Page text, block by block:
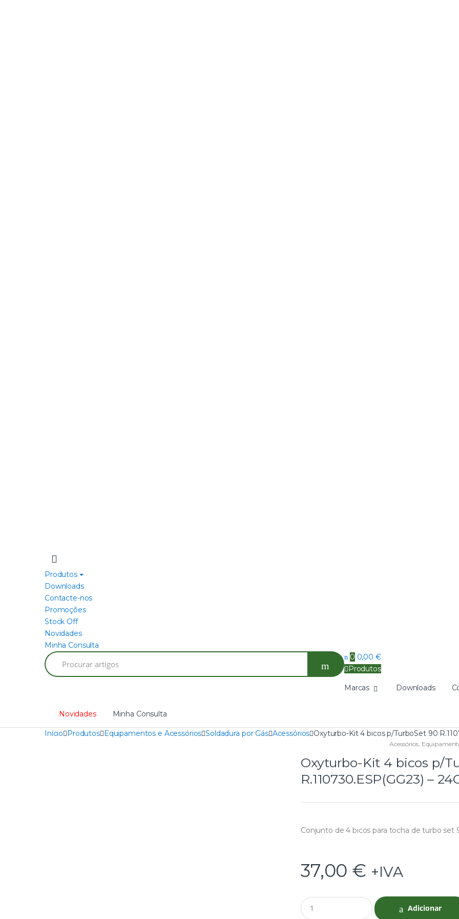
Produtos
Downloads
Contacte-nos
Promoções
Stock Off
Novidades
Minha Consulta
Search
for:
0 0,00 €
Produtos
Marcas Downloads
Novidades Minha Consulta
Início Produtos Equipamentos e Acessórios Soldadura por Gás Acessórios Oxyturbo-Kit 4 bicos p/TurboSet 90
Acessórios
Oxyturbo-Kit 4 bicos p/
R.110730.ESP(GG23) –
Conjunto de 4 bicos para tocha de turbo set
37,00 € +IVA
Q
u
Adicionar